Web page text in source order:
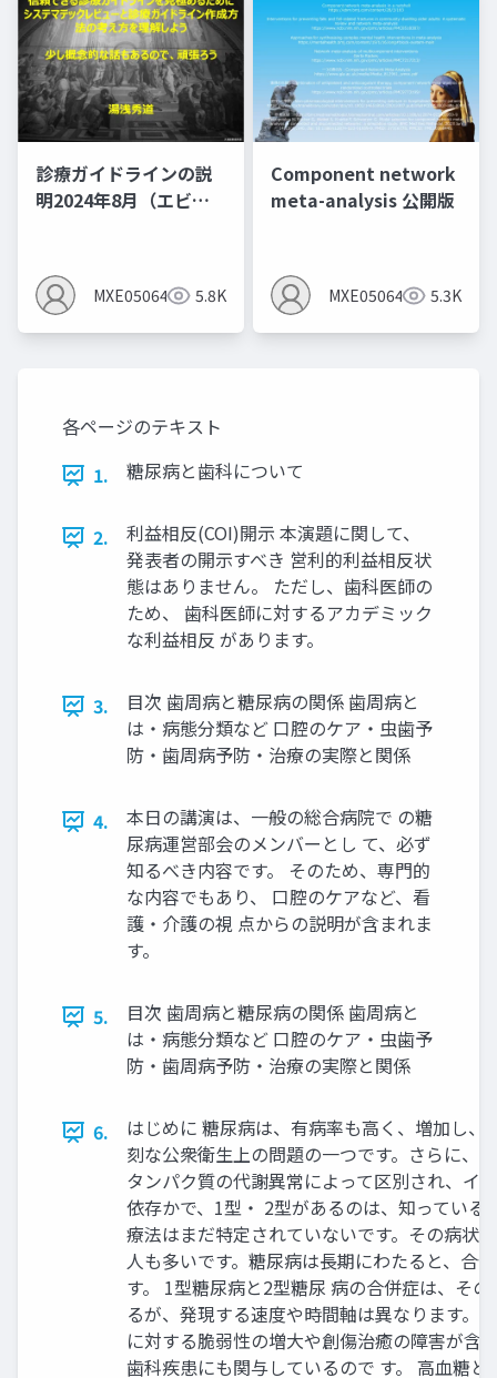
診療ガイドラインの説
明2024年8月（エビデ
とMindsの間違いあ
り）
MXE05064 5.8K
Component network
meta-analysis 公開版
MXE05064 5.3K
各ページのテキスト
1.
糖尿病と歯科について
2.
利益相反(COI)開示 本演題に関して、
発表者の開示すべき 営利的利益相反状
態はありません。 ただし、歯科医師の
ため、 歯科医師に対するアカデミック
な利益相反 があります。
3.
目次 歯周病と糖尿病の関係 歯周病と
は・病態分類など 口腔のケア・虫歯予
防・歯周病予防・治療の実際と関係
4.
本日の講演は、一般の総合病院で の糖
尿病運営部会のメンバーとし て、必ず
知るべき内容です。 そのため、専門的
な内容でもあり、 口腔のケアなど、看
護・介護の視 点からの説明が含まれま
す。
5.
目次 歯周病と糖尿病の関係 歯周病と
は・病態分類など 口腔のケア・虫歯予
防・歯周病予防・治療の実際と関係
6.
はじめに 糖尿病は、有病率も高く、増加し、
刻な公衆衛生上の問題の一つです。さらに、
タンパク質の代謝異常によって区別され、イ
依存かで、1型・ 2型があるのは、知っている
療法はまだ特定されていないです。その病状
人も多いです。糖尿病は長期にわたると、合
す。 1型糖尿病と2型糖尿 病の合併症は、そ
るが、発現する速度や時間軸は異なります。
に対する脆弱性の増大や創傷治癒の障害が含
歯科疾患にも関与しているので す。 高血糖と